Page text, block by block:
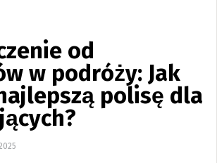
od
w podróży: Jak
polisę dla